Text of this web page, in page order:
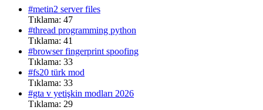
#metin2 server files
Tıklama: 47
#thread programming python
Tıklama: 41
#browser fingerprint spoofing
Tıklama: 33
#fs20 türk mod
Tıklama: 33
#gta v yetişkin modları 2026
Tıklama: 29